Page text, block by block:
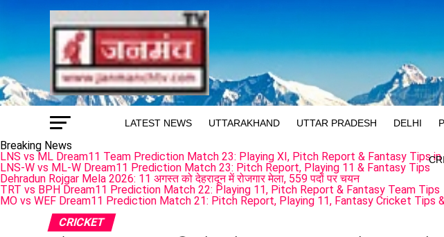
LATEST NEWS UTTARAKHAND UTTAR PRADESH DELHI
Breaking News
LNS vs ML Dream11 Team Prediction Match 23: Playing XI, Pitch Report & Fantasy Tips in
LNS-W vs ML-W Dream11 Prediction Match 23: Pitch Report, Playing 11 & Fantasy Tips
Dehradun Rojgar Mela 2026: 11 अगस्त को देहरादून में रोजगार मेला, 559 पदों पर चयन
TRT vs BPH Dream11 Prediction Match 22: Playing 11, Pitch Report & Fantasy Team Tips
MO vs WEF Dream11 Prediction Match 21: Pitch Report, Playing 11, Fantasy Cricket Tips
CRICKET